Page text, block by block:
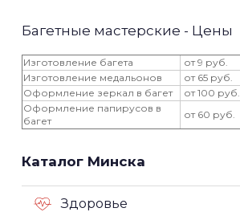
Багетные мастерские - Цены
Изготовление багета
от 9 руб.
Изготовление медальонов
от 65 руб.
Оформление зеркал в багет
от 100 руб.
Оформление папирусов в
багет
от 60 руб.
Каталог Минска
Здоровье